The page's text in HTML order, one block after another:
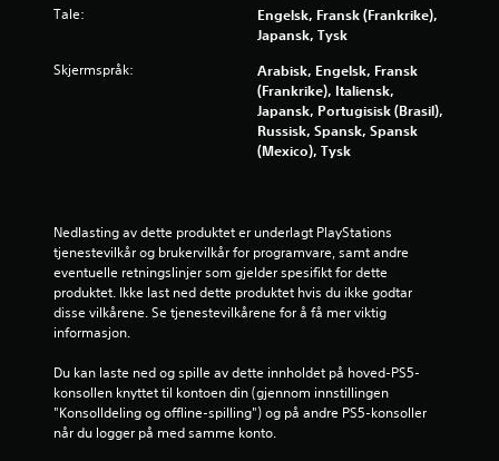
f
r
a
1
2
7
Tale:
Engelsk, Fransk (Frankrike),
Japansk, Tysk
Skjermspråk:
Arabisk, Engelsk, Fransk
(Frankrike), Italiensk,
Japansk, Portugisisk (Brasil),
Russisk, Spansk, Spansk
(Mexico), Tysk
Nedlasting av dette produktet er underlagt PlayStations
tjenestevilkår og brukervilkår for programvare, samt andre
eventuelle retningslinjer som gjelder spesifikt for dette
produktet. Ikke last ned dette produktet hvis du ikke godtar
disse vilkårene. Se tjenestevilkårene for å få mer viktig
informasjon.
Du kan laste ned og spille av dette innholdet på hoved-PS5-
konsollen knyttet til kontoen din (gjennom innstillingen
"Konsolldeling og offline-spilling") og på andre PS5-konsoller
når du logger på med samme konto.